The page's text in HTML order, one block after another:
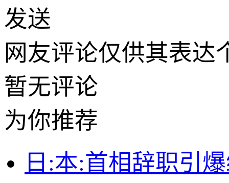
发送
网友评论仅供其表达
暂无评论
为你推荐
日:本:首相辞职引